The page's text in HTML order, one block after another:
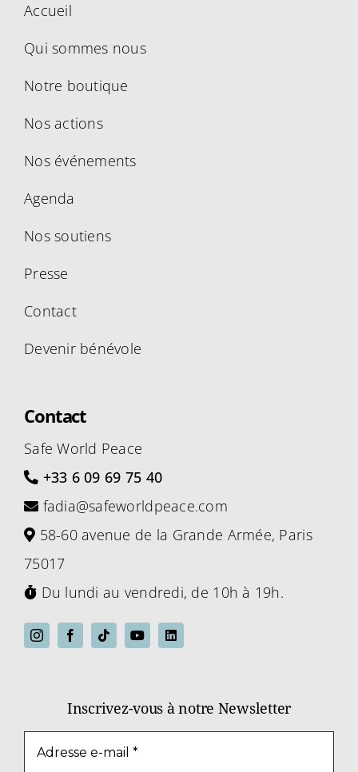
Accueil
Qui sommes nous
Notre boutique
Nos actions
Nos événements
Agenda
Nos soutiens
Presse
Contact
Devenir bénévole
Contact
Safe World Peace
+33 6 09 69 75 40
fadia@safeworldpeace.com
58-60 avenue de la Grande Armée, Paris
75017
Du lundi au vendredi, de 10h à 19h.
Inscrivez-vous à notre Newsletter